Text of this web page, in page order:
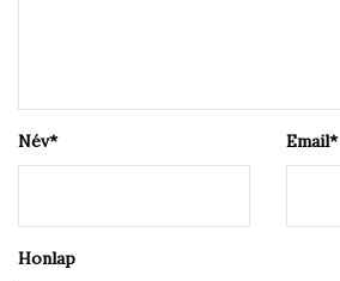
Név* Email*
Honlap